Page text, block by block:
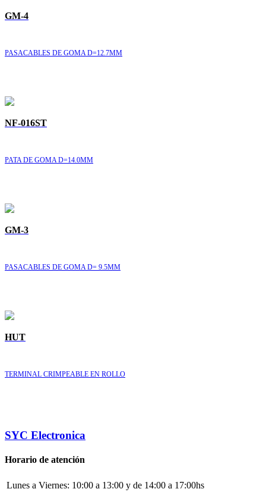
GM-4
PASACABLES DE GOMA D=12.7MM
NF-016ST
PATA DE GOMA D=14.0MM
GM-3
PASACABLES DE GOMA D= 9.5MM
HUT
TERMINAL CRIMPEABLE EN ROLLO
SYC Electronica
Horario de atención
Lunes a Viernes: 10:00 a 13:00 y de 14:00 a 17:00hs